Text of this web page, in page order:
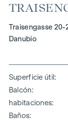
Traisengasse
Danubio
Superficie útil
Balcón
habitaciones
Baños